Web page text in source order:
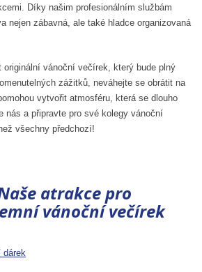
Díky našim profesionálním službám
nejen zábavná, ale také hladce organizovaná
originální vánoční večírek, který bude plný
zážitků, neváhejte se obrátit na
vytvořit atmosféru, která se dlouho
nás a připravte pro své kolegy vánoční
všechny předchozí!
atrakce pro
vánoční večírek
dárek